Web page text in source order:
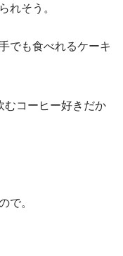
れそう。
でも食べれるケーキ
むコーヒー好きだか
で。